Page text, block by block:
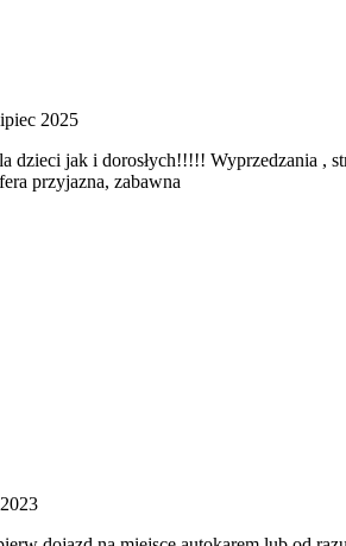
2025
dzieci jak i dorosłych!!!!! Wyprzedzania ,
przyjazna, zabawna